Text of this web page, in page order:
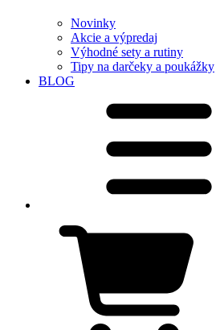
Novinky
Akcie a výpredaj
Výhodné sety a rutiny
Tipy na darčeky a poukážky
BLOG